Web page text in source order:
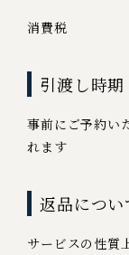
消費税
引渡し時期
事前にご予約い
れます
返品につい
サービスの性質